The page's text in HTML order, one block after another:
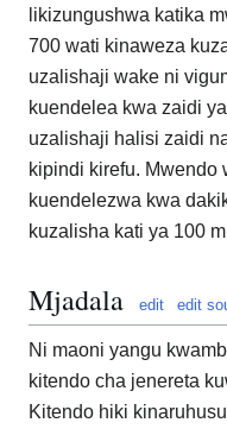
likizungushwa katika
700 wati kinaweza
uzalishaji wake ni
kuendelea kwa zaidi
uzalishaji halisi zaidi
kipindi kirefu. Mwendo
kuendelezwa kwa
kuzalisha kati ya 100
Mjadala edit edit
Ni maoni yangu
kitendo cha jenereta
Kitendo hiki